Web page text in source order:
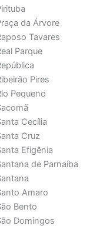
da Árvore
Tavares
Parque
Pires
Pequeno
Cecília
Cruz
Efigênia
de Parnaíba
Amaro
Bento
Domingos